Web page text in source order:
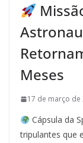
Meses
17 de março de
Cápsula da
tripulantes que